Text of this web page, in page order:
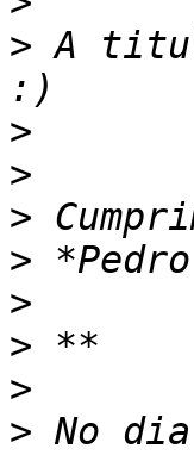
> A
>
>
>
>
>
>
>
> No